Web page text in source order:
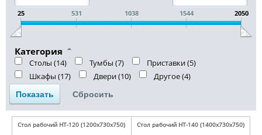
25 531 1038 1544 2050
Категория
Столы (14) Тумбы (7) Приставки (5)
Шкафы (17) Двери (10) Другое (4)
Стол рабочий НТ-120 (1200х730х750) Стол рабочий НТ-140 (1400х730х750)